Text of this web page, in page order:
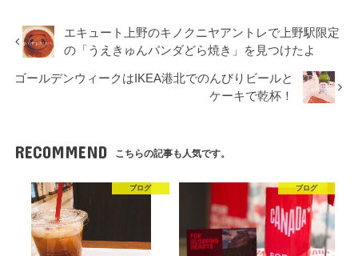
エキュート上野のキノクニヤアントレで上野駅限定
の「うえきゅんパンダどら焼き」を見つけたよ
ゴールデンウィークはIKEA港北でのんびりビールと
ケーキで乾杯！
RECOMMEND こちらの記事も人気です。
ブログ ブログ